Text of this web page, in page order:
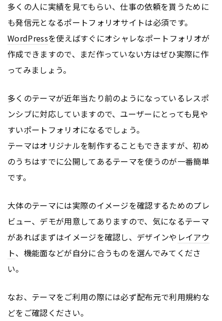
多くの人に実績を見てもらい、仕事の依頼を貰うために
も発信元となるポートフォリオサイトは必須です。
WordPressを使えばすぐにオシャレなポートフォリオが
作成できますので、まだ作っていない方はぜひ実際に作
ってみましょう。
多くのテーマが近年当たり前のようになっているレスポ
ンシブに対応していますので、ユーザーにとっても見や
すいポートフォリオになるでしょう。
テーマはオリジナルを制作することもできますが、初め
のうちはすでに公開してあるテーマを使うのが一番簡単
です。
大体のテーマには実際のイメージを確認するためのプレ
ビュー、デモが用意してありますので、気になるテーマ
があればまずはイメージを確認し、デザインや レイアウ
ト、機能面などが自分に合うものを選んでみてくださ
い。
なお、テーマをご利用の際には必ず配布元で利用規約な
どをご確認ください。